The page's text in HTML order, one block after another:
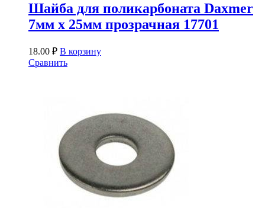
Шайба для поликарбоната Daxmer
7мм х 25мм прозрачная 17701
18.00 ₽ В корзину
Сравнить